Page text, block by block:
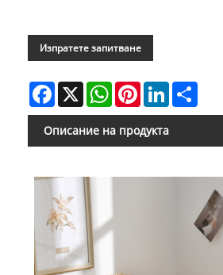
Изпратете запитване
Facebook
X WhatsAppPinterestLinkedIn
Описание на продукта